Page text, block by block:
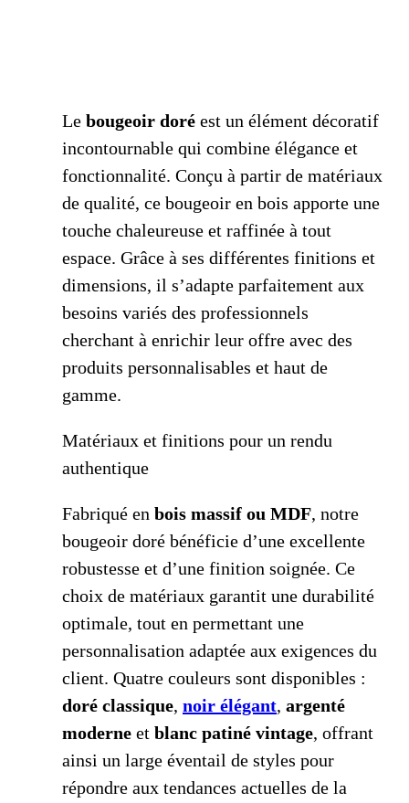
Le bougeoir doré est un élément décoratif
incontournable qui combine élégance et
fonctionnalité. Conçu à partir de matériaux
de qualité, ce bougeoir en bois apporte une
touche chaleureuse et raffinée à tout
espace. Grâce à ses différentes finitions et
dimensions, il s’adapte parfaitement aux
besoins variés des professionnels
cherchant à enrichir leur offre avec des
produits personnalisables et haut de
gamme.
Matériaux et finitions pour un rendu
authentique
Fabriqué en bois massif ou MDF, notre
bougeoir doré bénéficie d’une excellente
robustesse et d’une finition soignée. Ce
choix de matériaux garantit une durabilité
optimale, tout en permettant une
personnalisation adaptée aux exigences du
client. Quatre couleurs sont disponibles :
doré classique, noir élégant, argenté
moderne et blanc patiné vintage, offrant
ainsi un large éventail de styles pour
répondre aux tendances actuelles de la